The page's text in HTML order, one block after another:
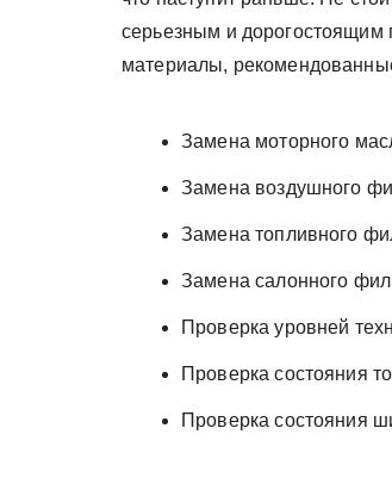
серьезным и дорогостоящим
материалы,
Замена моторного
Замена воздушного
Замена топливного
Замена салонного
Проверка уровней
Проверка состояния
Проверка состояния